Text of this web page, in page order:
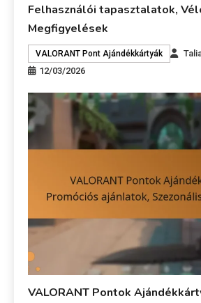
Felhasználói tapasztalatok,
Megfigyelések
VALORANT Pont Ajándékkártyák
12/03/2026
VALORANT Pontok